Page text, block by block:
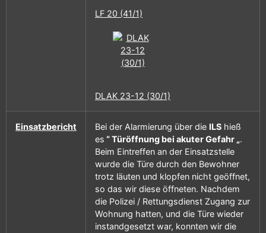
LF 20 (41/1)
DLAK 23-12 (30/1)
Einsatzbericht Bei der Alarmierung über die ILS hieß
es “ Türöffnung bei akuter Gefahr „.
Beim Eintreffen an der Einsatzstelle
wurde die Türe durch den Bewohner
trotz läuten und klopfen nicht geöffnet,
so das wir diese öffneten. Nachdem
die Polizei / Rettungsdienst Zugang zur
Wohnung hatten, und die Türe wieder
instandgesetzt war, konnten wir die